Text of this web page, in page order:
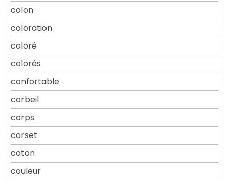
colon
coloration
coloré
colorés
confortable
corbeil
corps
corset
coton
couleur